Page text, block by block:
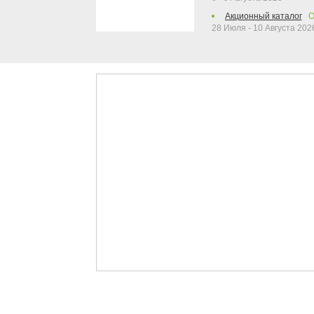
Акционный каталог
28 Июля - 10 Августа